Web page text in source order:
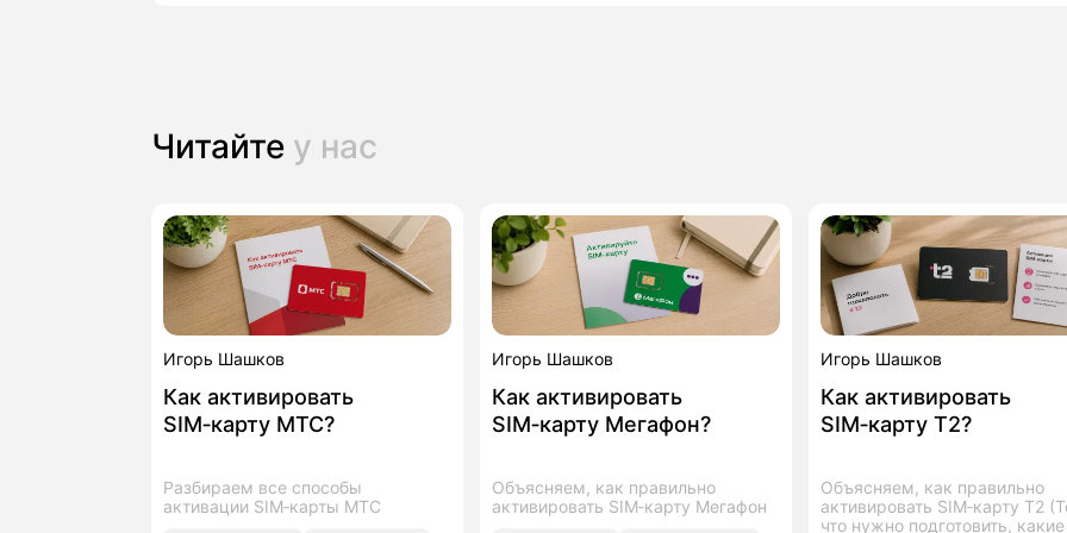
Читайте у нас
Игорь Шашков
Как активировать
SIM‑карту МТС?
Разбираем все способы
активации SIM‑карты МТС
Игорь Шашков
Как активировать
SIM‑карту Мегафон?
Объясняем, как правильно
активировать SIM‑карту Мегафон
Игорь Шашков
Как активировать
SIM‑карту T2?
Объясняем, как правильно
активировать SIM‑карту T2
что нужно подготовить,